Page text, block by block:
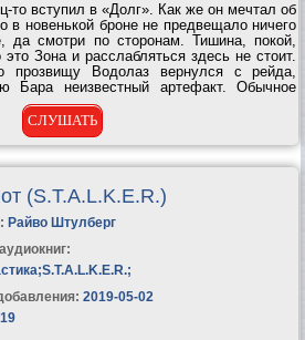
то вступил в «Долг». Как же он мечтал об
в новенькой броне не предвещало ничего
да смотри по сторонам. Тишина, покой,
Зона и расслабляться здесь не стоит.
прозвищу Водолаз вернулся с рейда,
Бара неизвестный артефакт. Обычное
СЛУШАТЬ
(S.T.A.L.K.E.R.)
Райво Штулберг
;S.T.A.L.K.E.R.;
2019-05-02